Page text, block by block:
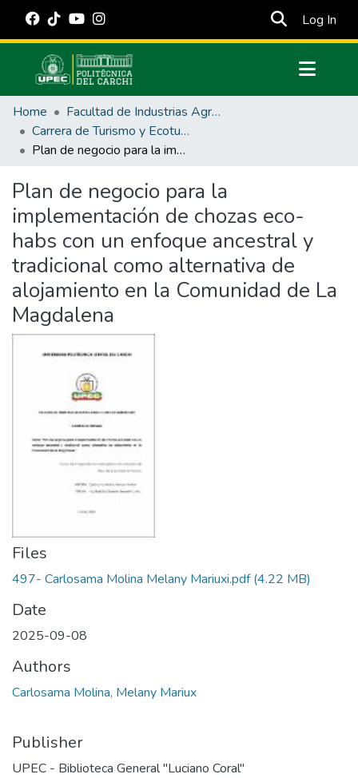
Log In
Communities & Collections
All of DSpace
Statistics
Estadísticas Externas
Manuales
Home
Facultad de Industrias Agropecuarias y Ciencias Ambientales
Carrera de Turismo y Ecoturimo
Plan de negocio para la implementación de chozas eco-habs con un enfoque ancestral y tradicional como alternativa de alojamiento en la Comunidad de La Magdalena
Plan de negocio para la
implementación de chozas eco-
habs con un enfoque ancestral y
tradicional como alternativa de
alojamiento en la Comunidad de La
Magdalena
Files
497- Carlosama Molina Melany Mariuxi.pdf(4.22 MB)
Date
2025-09-08
Authors
Carlosama Molina, Melany Mariux
Publisher
UPEC - Biblioteca General "Luciano Coral"